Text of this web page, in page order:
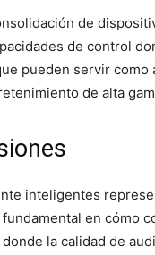
de
de control
pueden servir
de alta
inteligentes
en cómo
la calidad de